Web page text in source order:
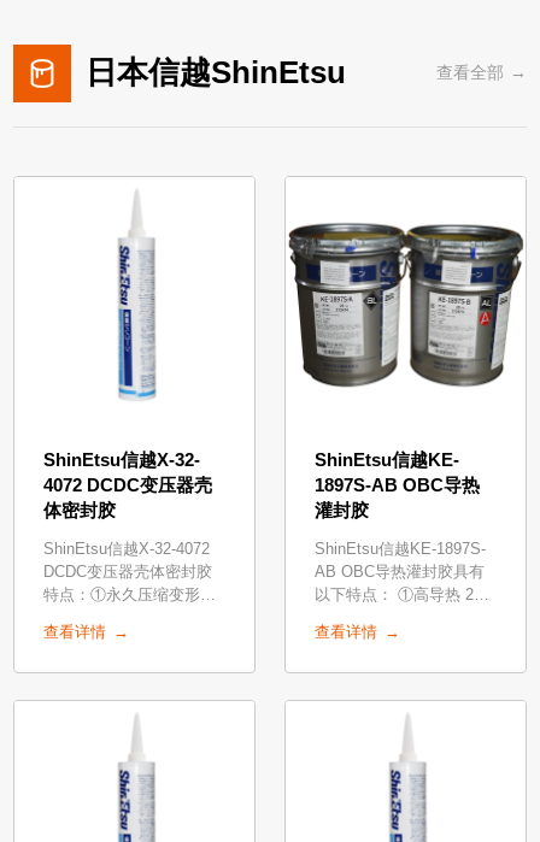
日本信越ShinEtsu 查看全部
ShinEtsu信越X-32-
4072 DCDC变压器壳
体密封胶
ShinEtsu信越X-32-4072
DCDC变压器壳体密封胶
特点：①永久压缩变形率
非固定面的剥离性好，返
查看详情
ShinEtsu信越KE-
1897S-AB OBC导热
灌封胶
ShinEtsu信越KE-1897S-
AB OBC导热灌封胶具有
以下特点： ①高导热 2
-40℃～180℃ ③有粘接力
查看详情